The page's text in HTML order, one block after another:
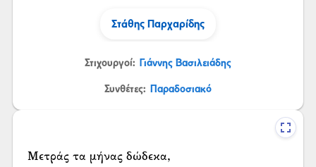
Στάθης Παρχαρίδης
Στιχουργοί: Γιάννης Βασιλειάδης
Συνθέτες: Παραδοσιακό
Μετράς τα μήνας δώδεκα,